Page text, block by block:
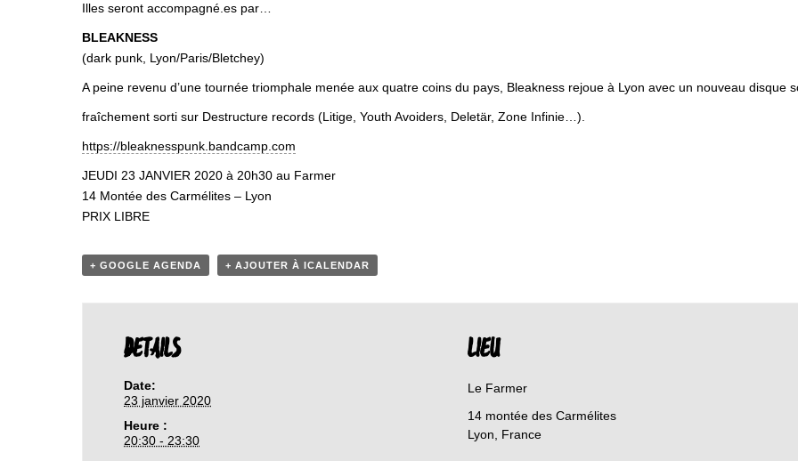
Illes seront accompagné.es par…
BLEAKNESS
(dark punk, Lyon/Paris/Bletchey)
A peine revenu d’une tournée triomphale menée aux quatre coins du pays, Bleakness rejoue à Lyon avec un nouveau disque
fraîchement sorti sur Destructure records (Litige, Youth Avoiders, Deletär, Zone Infinie…).
https://bleaknesspunk.bandcamp.com
JEUDI 23 JANVIER 2020 à 20h30 au Farmer
14 Montée des Carmélites – Lyon
PRIX LIBRE
+ GOOGLE AGENDA + AJOUTER À ICALENDAR
DETAILS
Date:
23 janvier 2020
Heure :
20:30 - 23:30
LIEU
Le Farmer
14 montée des Carmélites
Lyon
France